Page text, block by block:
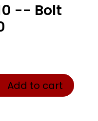
-- Bolt
Add to cart